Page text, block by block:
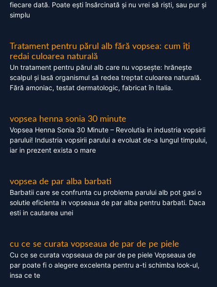
fiecare dată. Poate ești însărcinată și nu vrei să riști, sau pur și
simplu
Tratament pentru părul alb fără vopsea: cum îți
redai culoarea naturală
Un tratament pentru părul alb care nu vopsește: hrănește
scalpul și lasă organismul să redea treptat culoarea naturală.
Fără amoniac, testat dermatologic, fabricat în Italia.
vopsea henna sonia 30 minute
Vopsea Henna Sonia 30 Minute – Revolutia in industria vopsirii
parului! Industria vopsirii parului a evoluat de-a lungul timpului,
iar in prezent exista o mare
vopsea de par alba barbati
Barbatii care se confrunta cu problema parului alb pot gasi o
solutie eficienta in vopseaua de par alba pentru barbati. Daca
esti in cautarea unei
cu ce se curata vopseaua de par de pe piele
Cu ce se curata vopseaua de par de pe piele Vopseaua de
par poate fi o alegere excelenta pentru a-ti schimba look-ul,
insa ce te